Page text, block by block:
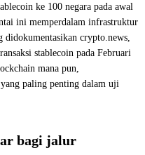
ke 100 negara pada awal
ini memperdalam infrastruktur
crypto.news,
stablecoin pada Februari
mana pun,
paling penting dalam uji
bagi jalur